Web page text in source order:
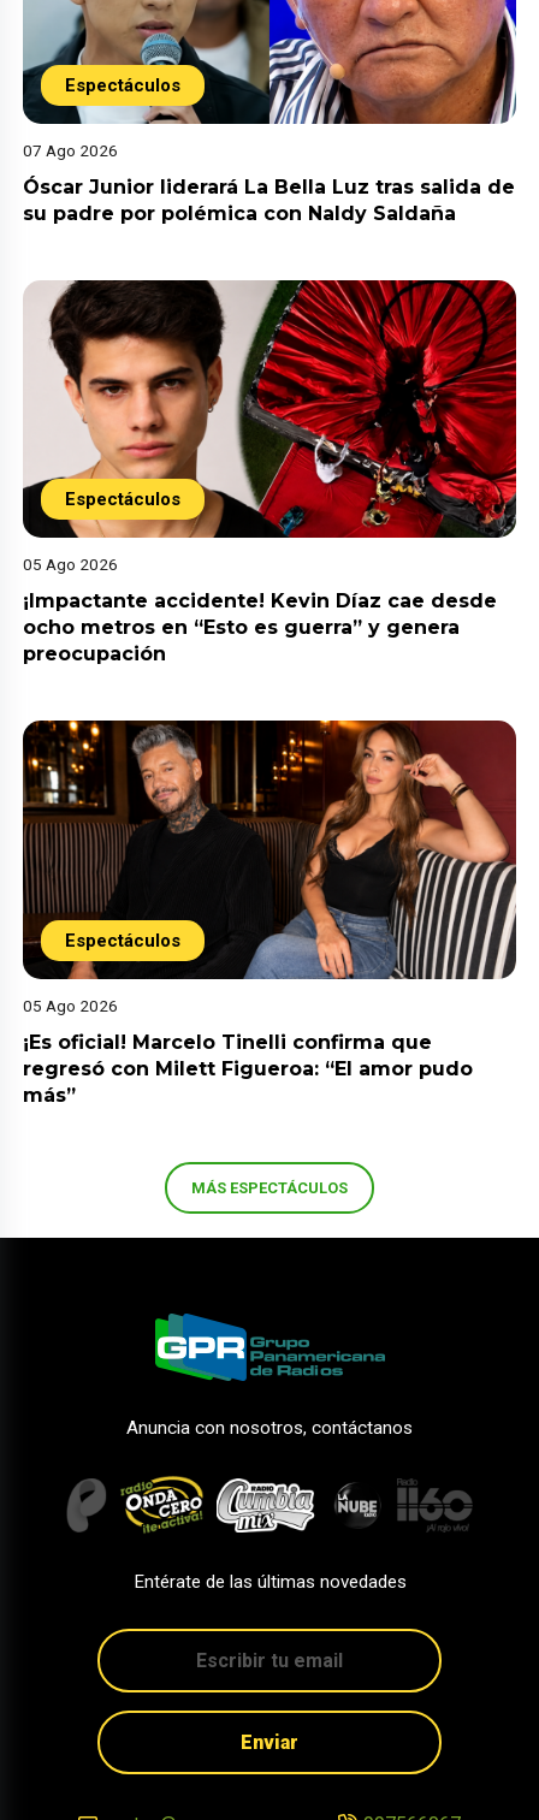
Espectáculos
07 Ago 2026
Óscar Junior liderará La Bella Luz tras salida de
su padre por polémica con Naldy Saldaña
Espectáculos
05 Ago 2026
¡Impactante accidente! Kevin Díaz cae desde
ocho metros en “Esto es guerra” y genera
preocupación
Espectáculos
05 Ago 2026
¡Es oficial! Marcelo Tinelli confirma que
regresó con Milett Figueroa: “El amor pudo
más”
MÁS ESPECTÁCULOS
Anuncia con nosotros, contáctanos
Entérate de las últimas novedades
Enviar